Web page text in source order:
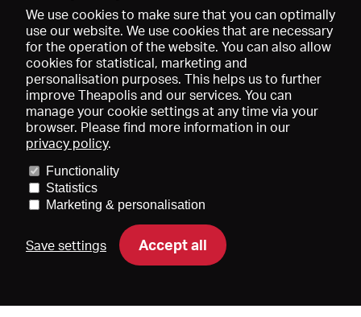
Données médiatiques
Conditions générales de vente
Contact
Aide Newsletter
We use cookies to make sure that you can optimally
use our website. We use cookies that are necessary
for the operation of the website. You can also allow
cookies for statistical, marketing and
personalisation purposes. This helps us to further
improve Theapolis and our services. You can
manage your cookie settings at any time via your
browser. Please find more information in our
privacy policy.
Functionality
Statistics
Marketing & personalisation
Save settings Accept all